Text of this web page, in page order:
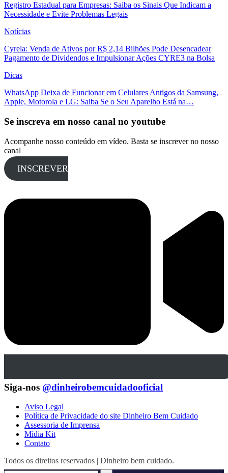
Registro Estadual para Empresas: Saiba os Sinais Que Indicam a
Necessidade e Evite Problemas Legais
Notícias
Cyrela: Venda de Ativos por R$ 2,14 Bilhões Pode Desencadear
Pagamento de Dividendos e Impulsionar Ações CYRE3 na Bolsa
Dicas
WhatsApp Deixa de Funcionar em Celulares Antigos da Samsung,
Apple, Motorola e LG: Saiba Se o Seu Aparelho Está na…
Se inscreva em nosso canal no youtube
Acompanhe nosso conteúdo em vídeo. Basta se inscrever no nosso
canal
INSCREVER
Siga-nos @dinheirobemcuidadooficial
Aviso Legal
Política de Privacidade do site Dinheiro Bem Cuidado
Assessoria de Imprensa
Mídia Kit
Contato
Todos os direitos reservados | Dinheiro bem cuidado.